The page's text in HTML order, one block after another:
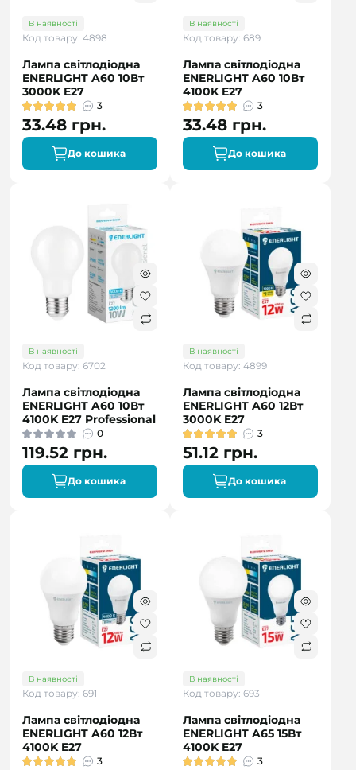
В наявності
Код товару: 4898
Лампа світлодіодна
ENERLIGHT A60 10Вт
3000K E27
3
33.48 грн.
До кошика
В наявності
Код товару: 689
Лампа світлодіодна
ENERLIGHT A60 10Вт
4100K E27
3
33.48 грн.
До кошика
В наявності
Код товару: 6702
Лампа світлодіодна
ENERLIGHT A60 10Вт
4100K E27 Professional
0
119.52 грн.
До кошика
В наявності
Код товару: 4899
Лампа світлодіодна
ENERLIGHT A60 12Вт
3000K E27
3
51.12 грн.
До кошика
В наявності
Код товару: 691
Лампа світлодіодна
ENERLIGHT A60 12Вт
4100K E27
3
В наявності
Код товару: 693
Лампа світлодіодна
ENERLIGHT A65 15Вт
4100K E27
3